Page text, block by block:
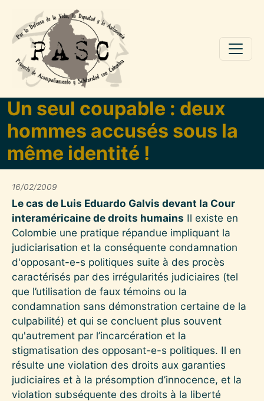
Pasar al contenido principal
Un seul coupable : deux
hommes accusés sous la
même identité !
16/02/2009
Le cas de Luis Eduardo Galvis devant la Cour
interaméricaine de droits humains Il existe en
Colombie une pratique répandue impliquant la
judiciarisation et la conséquente condamnation
d'opposant-e-s politiques suite à des procès
caractérisés par des irrégularités judiciaires (tel
que l’utilisation de faux témoins ou la
condamnation sans démonstration certaine de la
culpabilité) et qui se concluent plus souvent
qu'autrement par l’incarcération et la
stigmatisation des opposant-e-s politiques. Il en
résulte une violation des droits aux garanties
judiciaires et à la présomption d’innocence, et la
violation subséquente des droits à la liberté